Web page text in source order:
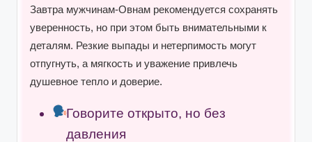
Завтра мужчинам-Овнам рекомендуется сохранять
уверенность, но при этом быть внимательными к
деталям. Резкие выпады и нетерпимость могут
отпугнуть, а мягкость и уважение привлечь
душевное тепло и доверие.
Говорите открыто, но без
давления